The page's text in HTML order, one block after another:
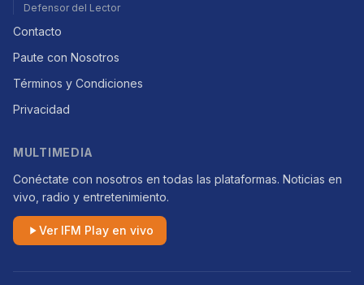
Defensor del Lector
Contacto
Paute con Nosotros
Términos y Condiciones
Privacidad
MULTIMEDIA
Conéctate con nosotros en todas las plataformas. Noticias en
vivo, radio y entretenimiento.
Ver IFM Play en vivo